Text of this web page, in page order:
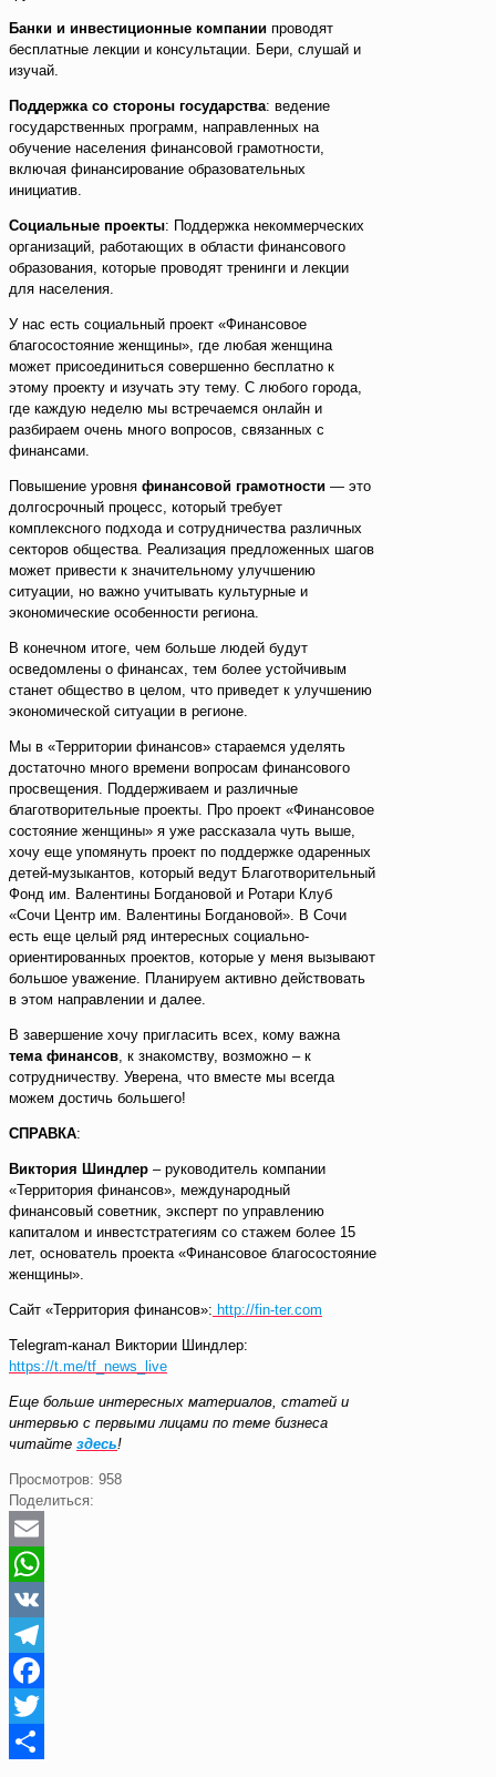
Банки и инвестиционные компании проводят
бесплатные лекции и консультации. Бери, слушай и
изучай.
Поддержка со стороны государства: ведение
государственных программ, направленных на
обучение населения финансовой грамотности,
включая финансирование образовательных
инициатив.
Социальные проекты: Поддержка некоммерческих
организаций, работающих в области финансового
образования, которые проводят тренинги и лекции
для населения.
У нас есть социальный проект «Финансовое
благосостояние женщины», где любая женщина
может присоединиться совершенно бесплатно к
этому проекту и изучать эту тему. С любого города,
где каждую неделю мы встречаемся онлайн и
разбираем очень много вопросов, связанных с
финансами.
Повышение уровня финансовой грамотности — это
долгосрочный процесс, который требует
комплексного подхода и сотрудничества различных
секторов общества. Реализация предложенных шагов
может привести к значительному улучшению
ситуации, но важно учитывать культурные и
экономические особенности региона.
В конечном итоге, чем больше людей будут
осведомлены о финансах, тем более устойчивым
станет общество в целом, что приведет к улучшению
экономической ситуации в регионе.
Мы в «Территории финансов» стараемся уделять
достаточно много времени вопросам финансового
просвещения. Поддерживаем и различные
благотворительные проекты. Про проект «Финансовое
состояние женщины» я уже рассказала чуть выше,
хочу еще упомянуть проект по поддержке одаренных
детей-музыкантов, который ведут Благотворительный
Фонд им. Валентины Богдановой и Ротари Клуб
«Сочи Центр им. Валентины Богдановой». В Сочи
есть еще целый ряд интересных социально-
ориентированных проектов, которые у меня вызывают
большое уважение. Планируем активно действовать
в этом направлении и далее.
В завершение хочу пригласить всех, кому важна
тема финансов , к знакомству, возможно – к
сотрудничеству. Уверена, что вместе мы всегда
можем достичь большего!
СПРАВКА:
Виктория Шиндлер – руководитель компании
«Территория финансов», международный
финансовый советник, эксперт по управлению
капиталом и инвестстратегиям со стажем более 15
лет, основатель проекта «Финансовое благосостояние
женщины».
Сайт «Территория финансов»: http://fin-ter.com
Telegram-канал Виктории Шиндлер:
https://t.me/tf_news_live
Еще больше интересных материалов, статей и
интервью с первыми лицами по теме бизнеса
читайте здесь!
Просмотров: 958
Поделиться:
Email
WhatsApp
VK
Telegram
Facebook
Twitter